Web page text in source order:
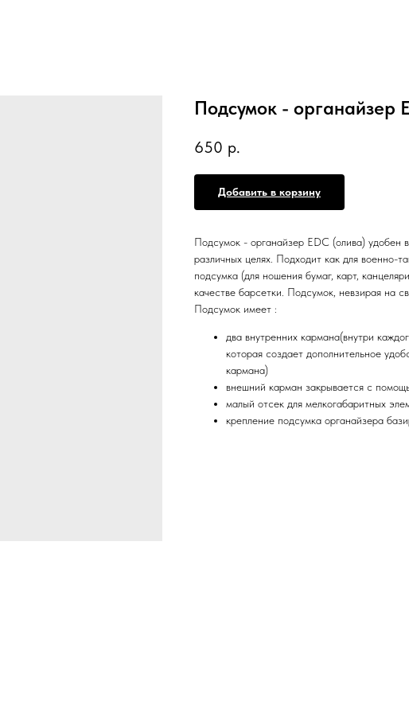
Подсумок - органайзер
650 р.
Добавить в корзину
Подсумок - органайзер EDC (олива) удобен
различных целях. Подходит как для военно-
подсумка (для ношения бумаг, карт,
качестве барсетки. Подсумок, невзирая на
Подсумок имеет :
два внутренних кармана(внутри
которая создает дополнительное
кармана)
внешний карман закрывается с
малый отсек для мелкогабаритных
крепление подсумка органайзера